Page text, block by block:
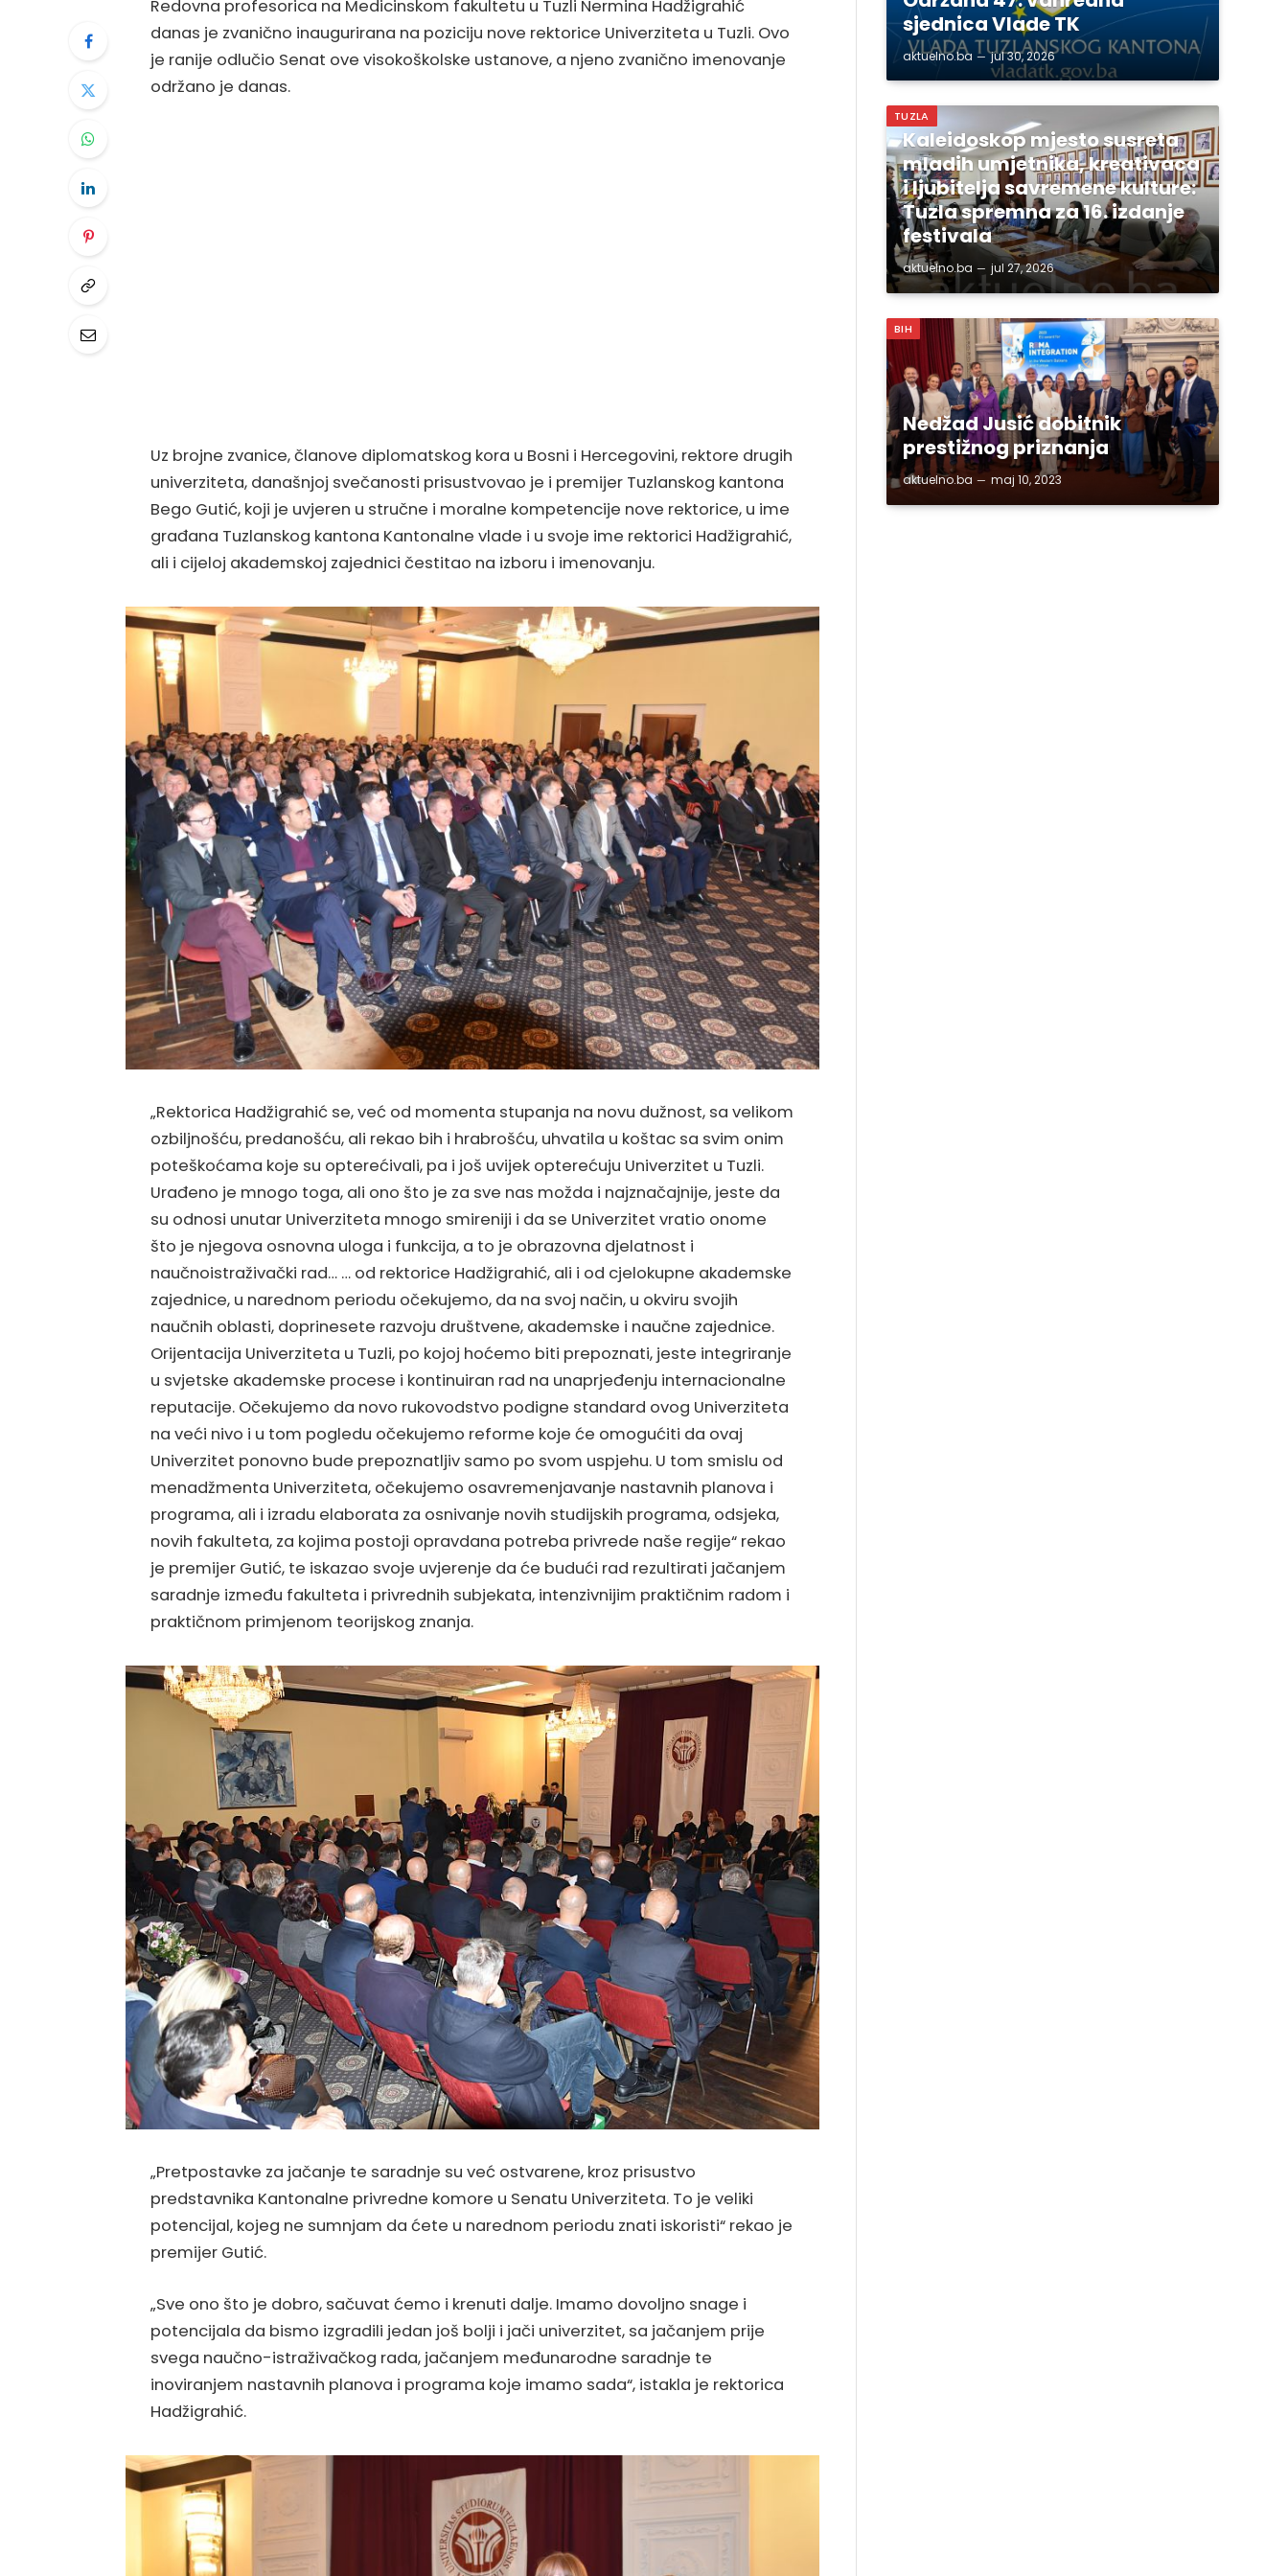
Redovna profesorica na Medicinskom fakultetu u Tuzli Nermina Hadžigrahić
danas je zvanično inaugurirana na poziciju nove rektorice Univerziteta u Tuzli. Ovo
je ranije odlučio Senat ove visokoškolske ustanove, a njeno zvanično imenovanje
održano je danas.
Uz brojne zvanice, članove diplomatskog kora u Bosni i Hercegovini, rektore drugih
univerziteta, današnjoj svečanosti prisustvovao je i premijer Tuzlanskog kantona
Bego Gutić, koji je uvjeren u stručne i moralne kompetencije nove rektorice, u ime
građana Tuzlanskog kantona Kantonalne vlade i u svoje ime rektorici Hadžigrahić,
ali i cijeloj akademskoj zajednici čestitao na izboru i imenovanju.
„Rektorica Hadžigrahić se, već od momenta stupanja na novu dužnost, sa velikom
ozbiljnošću, predanošću, ali rekao bih i hrabrošću, uhvatila u koštac sa svim onim
poteškoćama koje su opterećivali, pa i još uvijek opterećuju Univerzitet u Tuzli.
Urađeno je mnogo toga, ali ono što je za sve nas možda i najznačajnije, jeste da
su odnosi unutar Univerziteta mnogo smireniji i da se Univerzitet vratio onome
što je njegova osnovna uloga i funkcija, a to je obrazovna djelatnost i
naučnoistraživački rad… … od rektorice Hadžigrahić, ali i od cjelokupne akademske
zajednice, u narednom periodu očekujemo, da na svoj način, u okviru svojih
naučnih oblasti, doprinesete razvoju društvene, akademske i naučne zajednice.
Orijentacija Univerziteta u Tuzli, po kojoj hoćemo biti prepoznati, jeste integriranje
u svjetske akademske procese i kontinuiran rad na unaprjeđenju internacionalne
reputacije. Očekujemo da novo rukovodstvo podigne standard ovog Univerziteta
na veći nivo i u tom pogledu očekujemo reforme koje će omogućiti da ovaj
Univerzitet ponovno bude prepoznatljiv samo po svom uspjehu. U tom smislu od
menadžmenta Univerziteta, očekujemo osavremenjavanje nastavnih planova i
programa, ali i izradu elaborata za osnivanje novih studijskih programa, odsjeka,
novih fakulteta, za kojima postoji opravdana potreba privrede naše regije“ rekao
je premijer Gutić, te iskazao svoje uvjerenje da će budući rad rezultirati jačanjem
saradnje između fakulteta i privrednih subjekata, intenzivnijim praktičnim radom i
praktičnom primjenom teorijskog znanja.
„Pretpostavke za jačanje te saradnje su već ostvarene, kroz prisustvo
predstavnika Kantonalne privredne komore u Senatu Univerziteta. To je veliki
potencijal, kojeg ne sumnjam da ćete u narednom periodu znati iskoristi“ rekao je
premijer Gutić.
„Sve ono što je dobro, sačuvat ćemo i krenuti dalje. Imamo dovoljno snage i
potencijala da bismo izgradili jedan još bolji i jači univerzitet, sa jačanjem prije
svega naučno-istraživačkog rada, jačanjem međunarodne saradnje te
inoviranjem nastavnih planova i programa koje imamo sada“, istakla je rektorica
Hadžigrahić.
sjednica Vlade TK
aktuelno.ba jul 30, 2026
TUZLA
Kaleidoskop mjesto susreta
mladih umjetnika, kreativaca
i ljubitelja savremene kulture:
Tuzla spremna za 16. izdanje
festivala
aktuelno.ba jul 27, 2026
BIH
Nedžad Jusić dobitnik
prestižnog priznanja
aktuelno.ba maj 10, 2023